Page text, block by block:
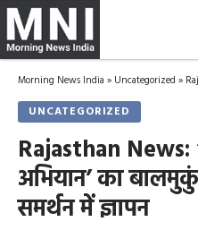
Morning News India » Uncategorized »
UNCATEGORIZED
Rajasthan
अभियान’ का
समर्थन में ज्ञापन